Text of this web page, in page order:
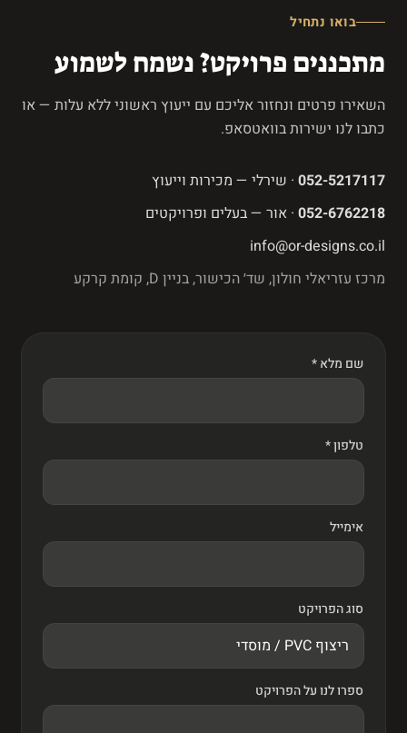
בואו נתחיל
מתכננים פרויקט? נשמח לשמוע
השאירו פרטים ונחזור אליכם עם ייעוץ ראשוני ללא עלות — או
כתבו לנו ישירות בוואטסאפ.
052-5217117 · שירלי — מכירות וייעוץ
052-6762218 · אור — בעלים ופרויקטים
info@or-designs.co.il
מרכז עזריאלי חולון, שד׳ הכישור, בניין D, קומת קרקע
שם מלא *
טלפון *
אימייל
סוג הפרויקט
ספרו לנו על הפרויקט